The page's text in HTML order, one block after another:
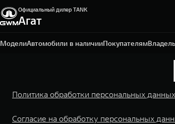
Официальный дилер TANK
Агат
МоделиАвтомобили в наличииПокупателям
Минеральные воды, тер. Автодорога Р-217
344-ый км, , зд. 1, стр. 1
+7 (879) 229-98-99
Политика обработки персональных
Согласие на обработку персональных